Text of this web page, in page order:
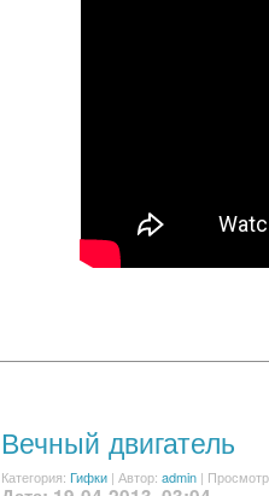
Вечный двигатель
Категория: Гифки | Автор: admin |